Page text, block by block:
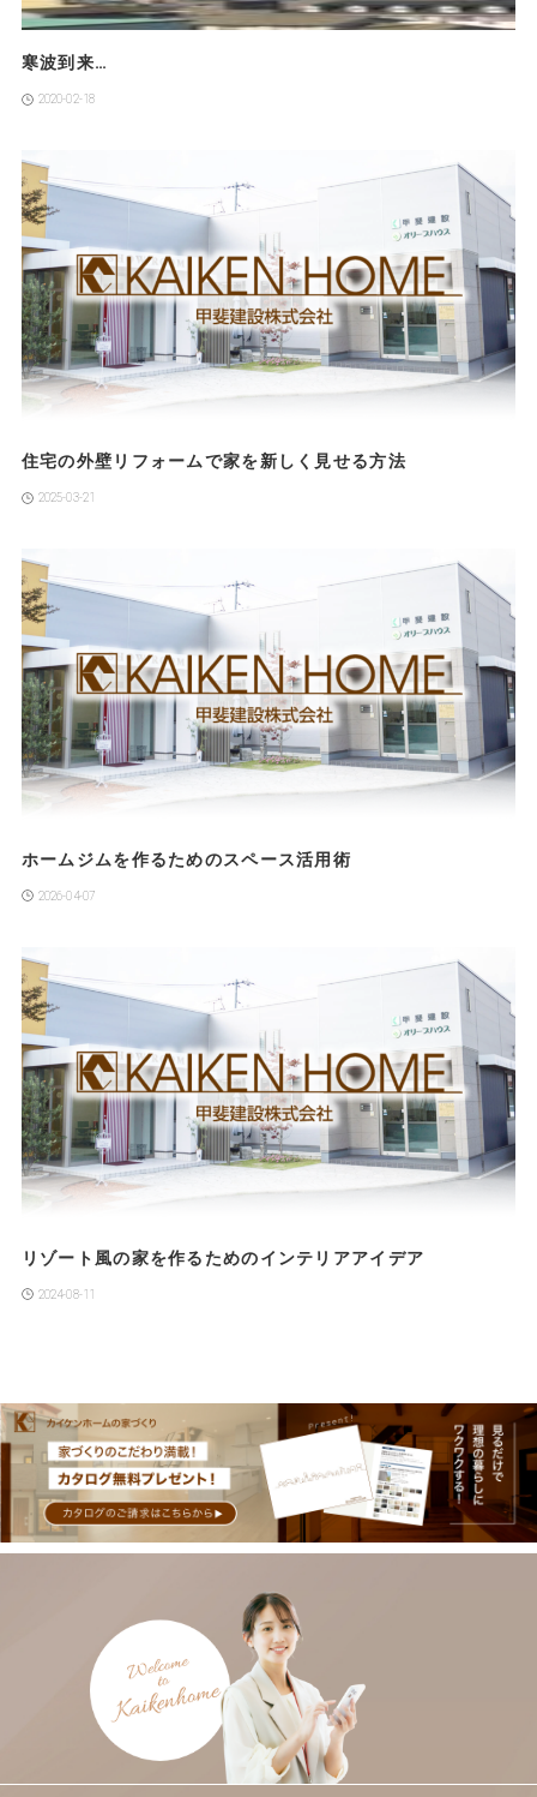
寒波到来…
2020-02-18
住宅の外壁リフォームで家を新しく見せる方法
2025-03-21
ホームジムを作るためのスペース活用術
2026-04-07
リゾート風の家を作るためのインテリアアイデア
2024-08-11